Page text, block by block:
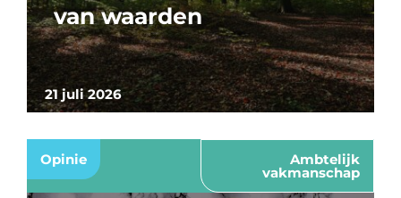
21 juli 2026
van waarden
Opinie Ambtelijk
vakmanschap